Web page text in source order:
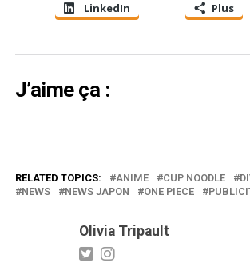
LinkedIn Plus
J’aime ça :
RELATED TOPICS: ANIME CUP NOODLE
NEWS
NEWS JAPON ONE PIECE
Olivia Tripault